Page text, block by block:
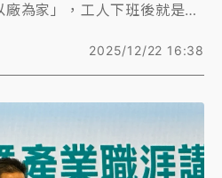
為家」，工人下班後就是他
以下去玩，對廠區的堆高機
常被父親林榮德叫進會議室開
兩代之間溝通，他則笑說沒
2025/12/22 16:38